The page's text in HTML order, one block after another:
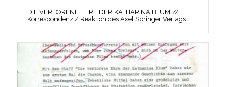
DIE VERLORENE EHRE DER KATHARINA BLUM //
Korrespondenz / Reaktion des Axel Springer Verlags